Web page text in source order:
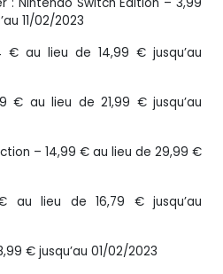
11/02/2023
€ au lieu de 14,99 € jusqu’au
€ au lieu de 21,99 € jusqu’au
– 14,99 € au lieu de 29,99 €
au lieu de 16,79 € jusqu’au
€ jusqu’au 01/02/2023